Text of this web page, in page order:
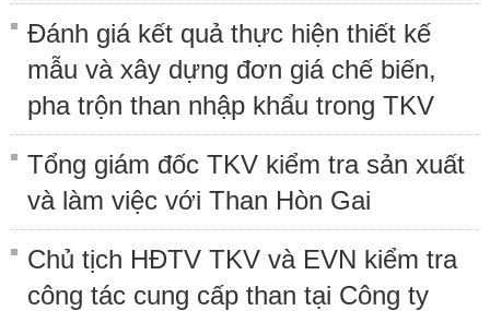
Đánh giá kết quả thực hiện thiết kế
mẫu và xây dựng đơn giá chế biến,
pha trộn than nhập khẩu trong TKV
Tổng giám đốc TKV kiểm tra sản xuất
và làm việc với Than Hòn Gai
Chủ tịch HĐTV TKV và EVN kiểm tra
công tác cung cấp than tại Công ty